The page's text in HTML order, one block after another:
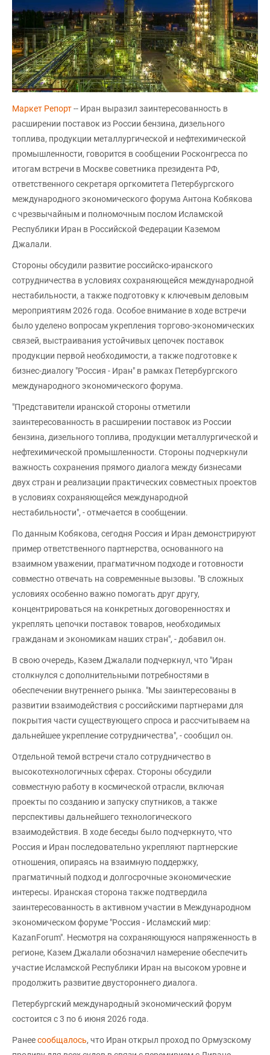
Маркет Репорт-- Иран выразил заинтересованность в
расширении поставок из России бензина, дизельного
топлива, продукции металлургической и нефтехимической
промышленности, говорится в сообщении Росконгресса по
итогам встречи в Москве советника президента РФ,
ответственного секретаря оргкомитета Петербургского
международного экономического форума Антона Кобякова
с чрезвычайным и полномочным послом Исламской
Республики Иран в Российской Федерации Каземом
Джалали.
Стороны обсудили развитие российско-иранского
сотрудничества в условиях сохраняющейся международной
нестабильности, а также подготовку к ключевым деловым
мероприятиям 2026 года. Особое внимание в ходе встречи
было уделено вопросам укрепления торгово-экономических
связей, выстраивания устойчивых цепочек поставок
продукции первой необходимости, а также подготовке к
бизнес-диалогу "Россия - Иран" в рамках Петербургского
международного экономического форума.
"Представители иранской стороны отметили
заинтересованность в расширении поставок из России
бензина, дизельного топлива, продукции металлургической и
нефтехимической промышленности. Стороны подчеркнули
важность сохранения прямого диалога между бизнесами
двух стран и реализации практических совместных проектов
в условиях сохраняющейся международной
нестабильности", - отмечается в сообщении.
По данным Кобякова, сегодня Россия и Иран демонстрируют
пример ответственного партнерства, основанного на
взаимном уважении, прагматичном подходе и готовности
совместно отвечать на современные вызовы. "В сложных
условиях особенно важно помогать друг другу,
концентрироваться на конкретных договоренностях и
укреплять цепочки поставок товаров, необходимых
гражданам и экономикам наших стран", - добавил он.
В свою очередь, Казем Джалали подчеркнул, что "Иран
столкнулся с дополнительными потребностями в
обеспечении внутреннего рынка. "Мы заинтересованы в
развитии взаимодействия с российскими партнерами для
покрытия части существующего спроса и рассчитываем на
дальнейшее укрепление сотрудничества", - сообщил он.
Отдельной темой встречи стало сотрудничество в
высокотехнологичных сферах. Стороны обсудили
совместную работу в космической отрасли, включая
проекты по созданию и запуску спутников, а также
перспективы дальнейшего технологического
взаимодействия. В ходе беседы было подчеркнуто, что
Россия и Иран последовательно укрепляют партнерские
отношения, опираясь на взаимную поддержку,
прагматичный подход и долгосрочные экономические
интересы. Иранская сторона также подтвердила
заинтересованность в активном участии в Международном
экономическом форуме "Россия - Исламский мир:
KazanForum". Несмотря на сохраняющуюся напряженность в
регионе, Казем Джалали обозначил намерение обеспечить
участие Исламской Республики Иран на высоком уровне и
продолжить развитие двустороннего диалога.
Петербургский международный экономический форум
состоится с 3 по 6 июня 2026 года.
Ранеесообщалось, что Иран открыл проход по Ормузскому